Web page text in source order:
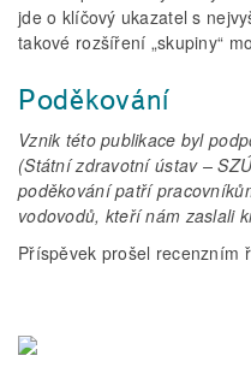
jde o klíčový ukazatel s
takové rozšíření „skupiny“
Poděkování
Vznik této publikace byl
(Státní zdravotní ústav –
poděkování patří
vodovodů, kteří nám zaslali
Příspěvek prošel recenzním